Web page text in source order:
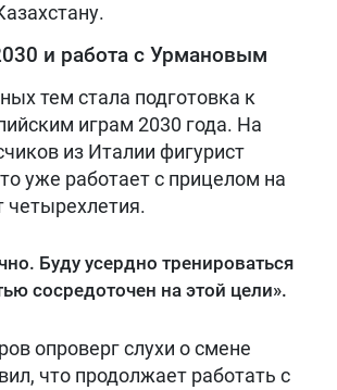
и работа с Урмановым
тем стала подготовка к
играм 2030 года. На
из Италии фигурист
уже работает с прицелом на
четырехлетия.
Буду усердно тренироваться
сосредоточен на этой цели».
опроверг слухи о смене
что продолжает работать с